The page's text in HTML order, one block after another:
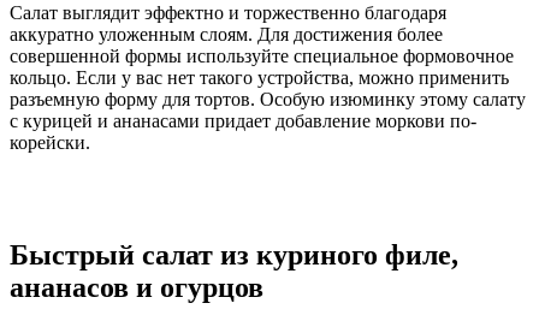
Салат выглядит эффектно и торжественно благодаря
аккуратно уложенным слоям. Для достижения более
совершенной формы используйте специальное формовочное
кольцо. Если у вас нет такого устройства, можно применить
разъемную форму для тортов. Особую изюминку этому салату
с курицей и ананасами придает добавление моркови по-
корейски.
Быстрый салат из куриного филе,
ананасов и огурцов